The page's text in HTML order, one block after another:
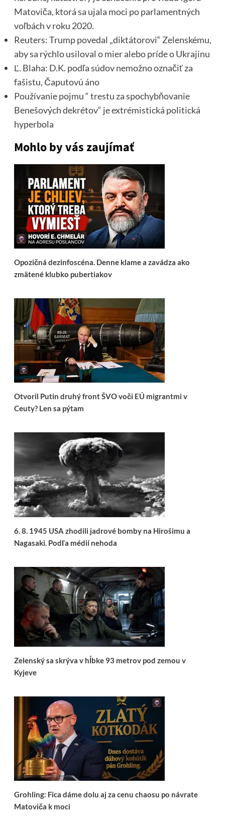
Matoviča, ktorá sa ujala moci po parlamentných
voľbách v roku 2020.
Reuters: Trump povedal „diktátorovi“ Zelenskému,
aby sa rýchlo usiloval o mier alebo príde o Ukrajinu
Ľ. Blaha: D.K. podľa súdov nemožno označiť za
fašistu, Čaputovú áno
Používanie pojmu “ trestu za spochybňovanie
Benešových dekrétov“ je extrémistická politická
hyperbola
Mohlo by vás zaujímať
Opozičná dezinfoscéna. Denne klame a zavádza ako
zmätené klubko pubertiakov
Otvoril Putin druhý front ŠVO voči EÚ migrantmi v
Ceuty? Len sa pýtam
6. 8. 1945 USA zhodili jadrové bomby na Hirošimu a
Nagasaki. Podľa médií nehoda
Zelenský sa skrýva v hĺbke 93 metrov pod zemou v
Kyjeve
Grohling: Fica dáme dolu aj za cenu chaosu po návrate
Matoviča k moci